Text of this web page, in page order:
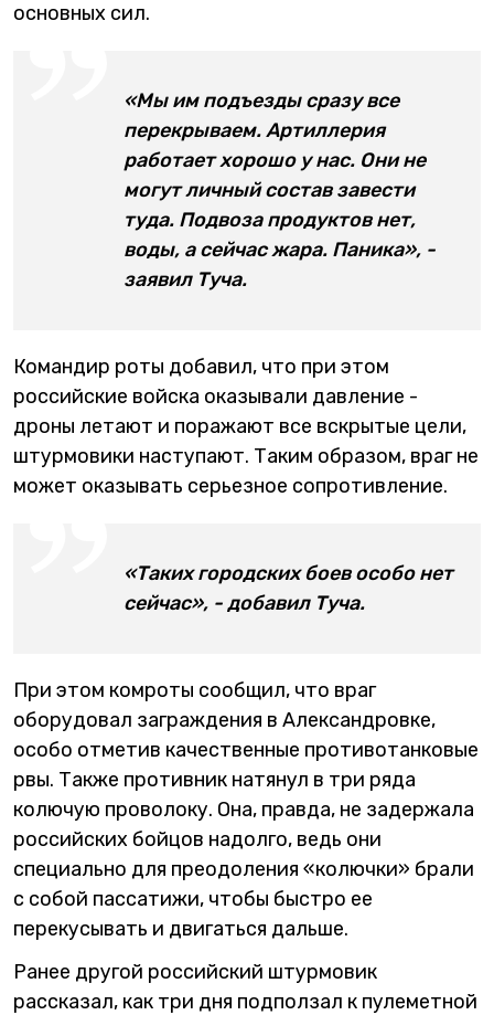
основных сил.
«Мы им подъезды сразу все
перекрываем. Артиллерия
работает хорошо у нас. Они не
могут личный состав завести
туда. Подвоза продуктов нет,
воды, а сейчас жара. Паника», -
заявил Туча.
Командир роты добавил, что при этом
российские войска оказывали давление -
дроны летают и поражают все вскрытые цели,
штурмовики наступают. Таким образом, враг не
может оказывать серьезное сопротивление.
«Таких городских боев особо нет
сейчас», - добавил Туча.
При этом комроты сообщил, что враг
оборудовал заграждения в Александровке,
особо отметив качественные противотанковые
рвы. Также противник натянул в три ряда
колючую проволоку. Она, правда, не задержала
российских бойцов надолго, ведь они
специально для преодоления «колючки» брали
с собой пассатижи, чтобы быстро ее
перекусывать и двигаться дальше.
Ранее другой российский штурмовик
рассказал, как три дня подползал к пулеметной